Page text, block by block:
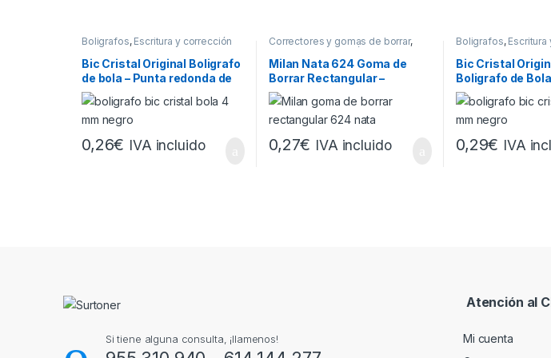
Boligrafos, Escritura y corrección
Bic Cristal Original Boligrafo
de bola – Punta redonda de
1.0mm – Trazo 0.4mm –
Tinta con Base de Aceite –
Color Negro
0,26€ IVA incluido
Correctores y gomas de borrar,
Escritura y corrección
Milan Nata 624 Goma de
Borrar Rectangular –
Plastico – Suave – No
Abrasiva – Color Blanco
0,27€ IVA incluido
Boligrafos, Escritura
Bic Cristal
Boligrafo de
Redonda de
de 0.30mm –
de Aceite –
0,29€ IVA
Si tiene alguna consulta, ¡llamenos!
Atención al
Mi cuenta